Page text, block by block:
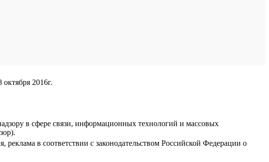
2016г.
в сфере связи, информационных технологий и массовых
реклама в соответствии с законодательством Российской Федерации о